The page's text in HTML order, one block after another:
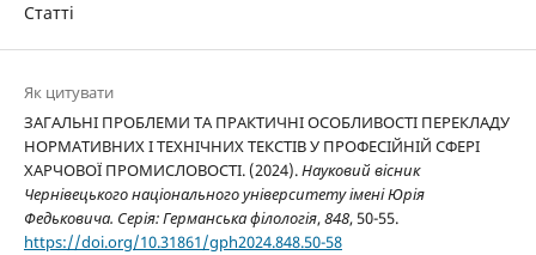
Статті
Як цитувати
ЗАГАЛЬНІ ПРОБЛЕМИ ТА ПРАКТИЧНІ ОСОБЛИВОСТІ ПЕРЕКЛАДУ
НОРМАТИВНИХ І ТЕХНІЧНИХ ТЕКСТІВ У ПРОФЕСІЙНІЙ СФЕРІ
ХАРЧОВОЇ ПРОМИСЛОВОСТІ. (2024).Науковий вісник
Чернівецького національного університету імені Юрія
Федьковича. Серія: Германська філологія,848, 50-55.
https://doi.org/10.31861/gph2024.848.50-58